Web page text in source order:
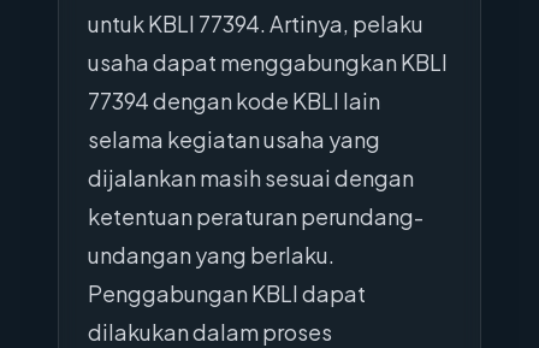
untuk KBLI 77394. Artinya, pelaku
usaha dapat menggabungkan KBLI
77394 dengan kode KBLI lain
selama kegiatan usaha yang
dijalankan masih sesuai dengan
ketentuan peraturan perundang-
undangan yang berlaku.
Penggabungan KBLI dapat
dilakukan dalam proses